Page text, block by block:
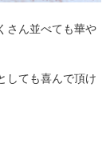
さん並べても華や
しても喜んで頂け